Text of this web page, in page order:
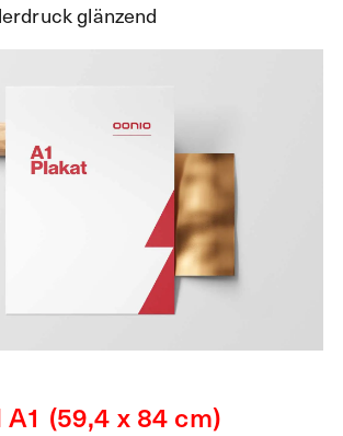
glänzend
(59,4 x 84 cm)